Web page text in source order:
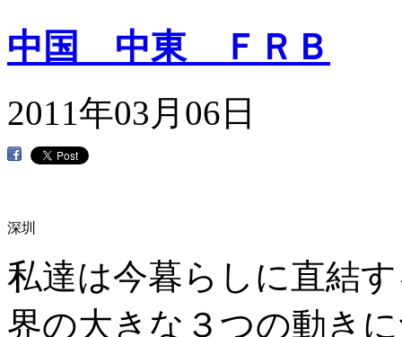
聖地で世界遺産のトロイツェ・セルギエフ大修道院（モンゴルが支配した１４世紀初
が整備されたモスクワで無く、原生林でクマ・狼や冬は零下２０～３０度の中で貧苦
ミトリー将軍率いるロシア軍がモンゴルに勝利した。ロシア軍の勝利を神に感謝しイ
言葉自体も初めて知ったが、それぞれがロシア諸公国の首都として、最終的にモスク
き先が駅名になっている）等の多くの壁画を鑑賞した。又、１８５６年に豪商トレチ
り）の広場を聖ワシリー寺院等を眺めながらゆっくり散策した。ここがソビエト時代
(城塞）見学。１２世紀に木造の要塞で始まった。１５～１６世紀に現在の形になり、
術工芸品が沢山展示されていた。 ＜ボルガ川の船旅＞ ・４日目 古都ウグリチに夕
スラヴリ ２０１０年に建都１０００年を迎えた世界遺産(２００５年）「黄金の環」
しい曲線をなしていた。補強工事中だったが中のイコノスタシスは鮮明で、中には曼
館、馬術ショ－、民族音楽ショー等を楽しみながらのバーベキューは格別の味であっ
大混雑で並んで順番を待ちやっと印象派のゴッホ、モネ、シスレー等や、レンブラン
術館で買った「エルミタージュ」を眺めて見たが、見ていないものがあまりにも多く
順番待ちの観光客でごった返し、ゆっくりは見れなかった。１９６０年代に戦争の破
避けウラル地方に逃れていたという。「明るい回廊」の雰囲気を味わい大広間天井の
中国 中東 ＦＲＢ
2011年03月06日
深圳
私達は今暮らしに直結
界の大きな３つの動き